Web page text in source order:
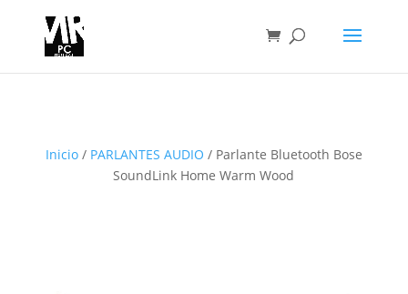
Inicio/ PARLANTES AUDIO / Parlante Bluetooth Bose
SoundLink Home Warm Wood